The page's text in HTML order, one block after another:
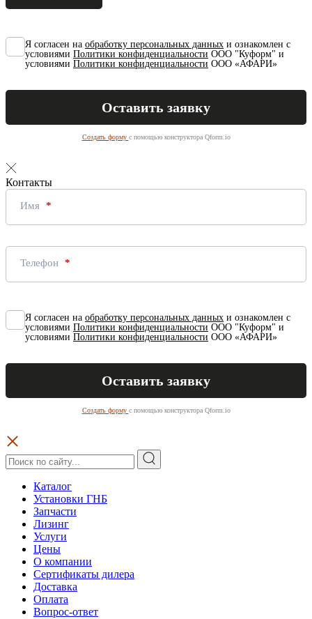
Я согласен на обработку персональных данных и ознакомлен с
условиями Политики конфиденциальности ООО "Куформ" и
условиями Политики конфиденциальности ООО «АФАРИ»
Создать форму с помощью конструктора Qform.io
Контакты
Имя
Телефон
Я согласен на обработку персональных данных и ознакомлен с
условиями Политики конфиденциальности ООО "Куформ" и
условиями Политики конфиденциальности ООО «АФАРИ»
Создать форму с помощью конструктора Qform.io
Каталог
Установки ГНБ
Запчасти
Лизинг
Услуги
Цены
О компании
Сертификаты дилера
Доставка
Оплата
Вопрос-ответ